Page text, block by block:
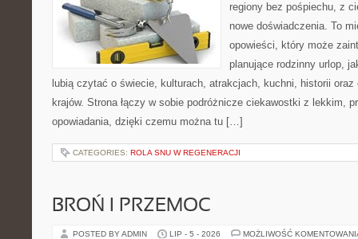
regiony bez pośpiechu, z
nowe doświadczenia. To
opowieści, który może
planujące rodzinny urlop,
lubią czytać o świecie, kulturach, atrakcjach, kuchni, historii
krajów. Strona łączy w sobie podróżnicze ciekawostki z lekkim,
opowiadania, dzięki czemu można tu […]
CATEGORIES: ROLA SNU W REGENERACJI
BROŃ I PRZEMOC
POSTED BY ADMIN LIP - 5 - 2026 MOŻLIWOŚĆ